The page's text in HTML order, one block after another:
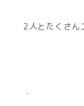
2人とたくさん
・